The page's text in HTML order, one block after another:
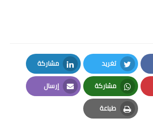
تغريد
Twitter
مشاركة
LinkedIn
مشاركة
Whatsapp
إرسال
Email
طباعة
Print